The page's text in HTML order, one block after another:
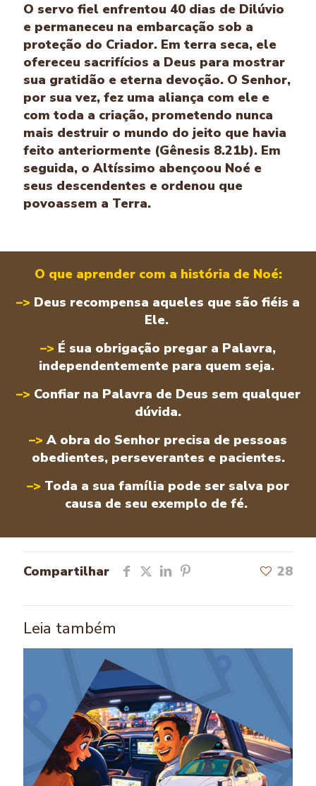
O servo fiel enfrentou 40 dias de Dilúvio
e permaneceu na embarcação sob a
proteção do Criador. Em terra seca, ele
ofereceu sacrifícios a Deus para mostrar
sua gratidão e eterna devoção. O Senhor,
por sua vez, fez uma aliança com ele e
com toda a criação, prometendo nunca
mais destruir o mundo do jeito que havia
feito anteriormente (Gênesis 8.21b). Em
seguida, o Altíssimo abençoou Noé e
seus descendentes e ordenou que
povoassem a Terra.
O que aprender com a história de Noé:
–> Deus recompensa aqueles que são fiéis a
Ele.
–> É sua obrigação pregar a Palavra,
independentemente para quem seja.
–> Confiar na Palavra de Deus sem qualquer
dúvida.
–>A obra do Senhor precisa de pessoas
obedientes, perseverantes e pacientes.
–> Toda a sua família pode ser salva por
causa de seu exemplo de fé.
Compartilhar 28
Leia também